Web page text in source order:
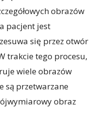
obrazów
pacjent jest
się przez otwór
trakcie tego procesu,
wiele obrazów
są przetwarzane
obraz